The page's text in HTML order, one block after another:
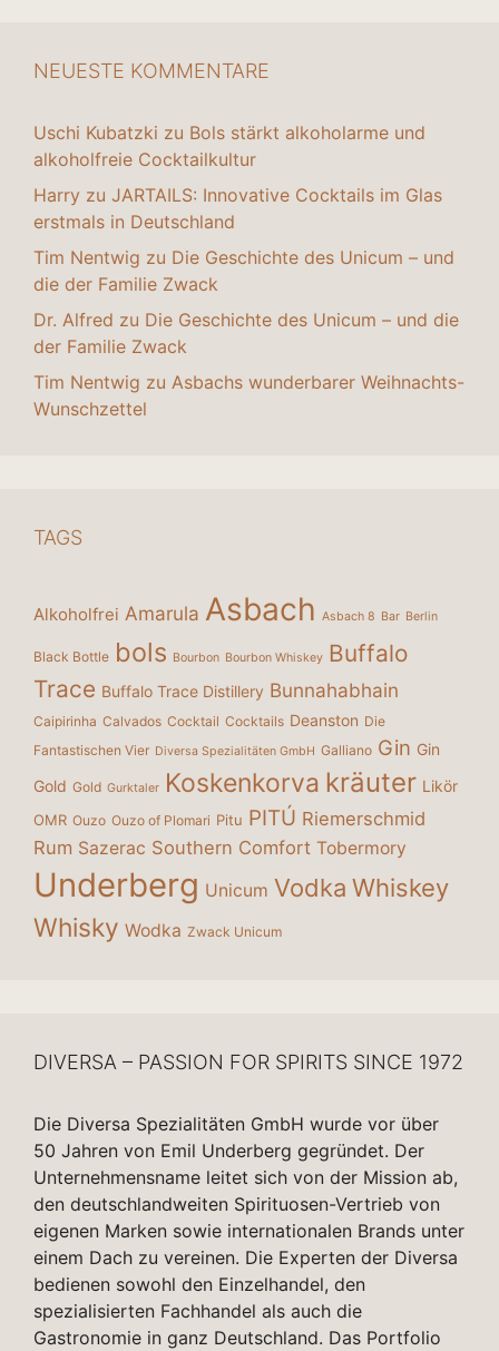
NEUESTE KOMMENTARE
Uschi Kubatzki zu Bols stärkt alkoholarme und
alkoholfreie Cocktailkultur
Harry zu JARTAILS: Innovative Cocktails im Glas
erstmals in Deutschland
Tim Nentwig zu Die Geschichte des Unicum – und
die der Familie Zwack
Dr. Alfred zu Die Geschichte des Unicum – und die
der Familie Zwack
Tim Nentwig zu Asbachs wunderbarer Weihnachts-
Wunschzettel
TAGS
Alkoholfrei Amarula Asbach Asbach 8 Bar Berlin
Black Bottle bols Bourbon Bourbon Whiskey Buffalo
Trace Buffalo Trace Distillery Bunnahabhain
Caipirinha Calvados Cocktail Cocktails Deanston Die
Fantastischen Vier Diversa Spezialitäten GmbH Galliano Gin Gin
Gold Gold Gurktaler Koskenkorva kräuter Likör
OMR Ouzo Ouzo of Plomari Pitu PITÚ Riemerschmid
Rum Sazerac Southern Comfort Tobermory
Underberg Unicum Vodka Whiskey
Whisky Wodka Zwack Unicum
DIVERSA – PASSION FOR SPIRITS SINCE 1972
Die Diversa Spezialitäten GmbH wurde vor über
50 Jahren von Emil Underberg gegründet. Der
Unternehmensname leitet sich von der Mission ab,
den deutschlandweiten Spirituosen-Vertrieb von
eigenen Marken sowie internationalen Brands unter
einem Dach zu vereinen. Die Experten der Diversa
bedienen sowohl den Einzelhandel, den
spezialisierten Fachhandel als auch die
Gastronomie in ganz Deutschland. Das Portfolio